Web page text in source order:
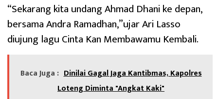
“Sekarang kita undang Ahmad Dhani ke depan,
bersama Andra Ramadhan,”ujar Ari Lasso
diujung lagu Cinta Kan Membawamu Kembali.
Baca Juga : Dinilai Gagal Jaga Kantibmas, Kapolres
Loteng Diminta "Angkat Kaki"